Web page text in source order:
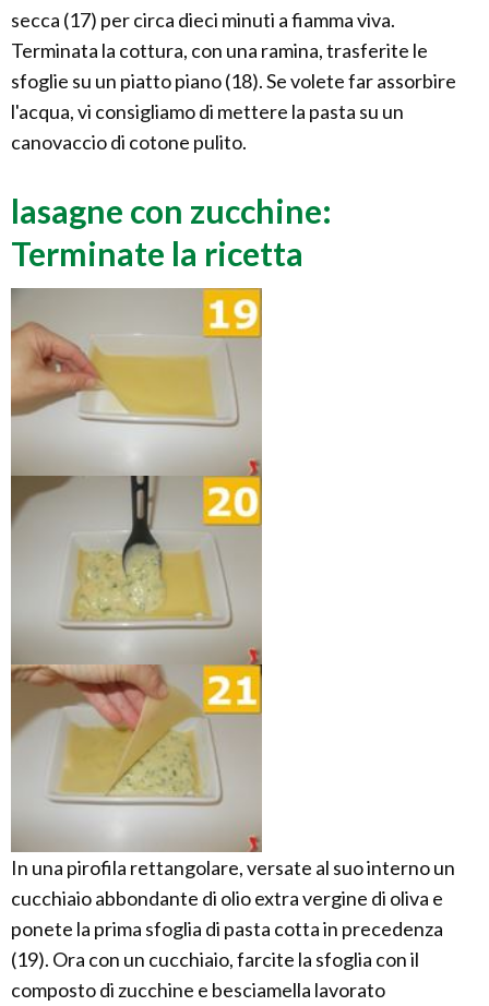
secca (17) per circa dieci minuti a fiamma viva.
Terminata la cottura, con una ramina, trasferite le
sfoglie su un piatto piano (18). Se volete far assorbire
l'acqua, vi consigliamo di mettere la pasta su un
canovaccio di cotone pulito.
lasagne con zucchine:
Terminate la ricetta
In una pirofila rettangolare, versate al suo interno un
cucchiaio abbondante di olio extra vergine di oliva e
ponete la prima sfoglia di pasta cotta in precedenza
(19). Ora con un cucchiaio, farcite la sfoglia con il
composto di zucchine e besciamella lavorato